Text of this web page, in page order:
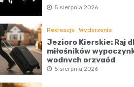
5 sierpnia 2026
Rekreacja Wydarzenia
Jezioro Kierskie: Raj
miłośników
wodnych przygód
5 sierpnia 2026